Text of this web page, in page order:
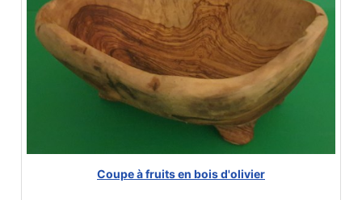
Coupe à fruits en bois d'olivier